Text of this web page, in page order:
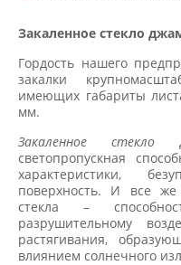
Закаленное стекло
Гордость нашего
закалки
имеющих габариты
мм.
Закаленное стекло
светопропускная
характеристики,
поверхность. И все же
стекла –
разрушительному
растягивания,
влиянием солнечного